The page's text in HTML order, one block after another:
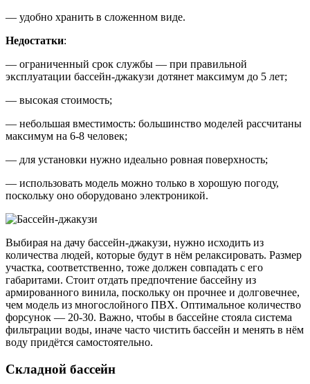
— удобно хранить в сложенном виде.
Недостатки:
— ограниченный срок службы — при правильной
эксплуатации бассейн-джакузи дотянет максимум до 5 лет;
— высокая стоимость;
— небольшая вместимость: большинство моделей рассчитаны
максимум на 6-8 человек;
— для установки нужно идеально ровная поверхность;
— использовать модель можно только в хорошую погоду,
поскольку оно оборудовано электроникой.
Выбирая на дачу бассейн-джакузи, нужно исходить из
количества людей, которые будут в нём релаксировать. Размер
участка, соответственно, тоже должен совпадать с его
габаритами. Стоит отдать предпочтение бассейну из
армированного винила, поскольку он прочнее и долговечнее,
чем модель из многослойного ПВХ. Оптимальное количество
форсунок — 20-30. Важно, чтобы в бассейне стояла система
фильтрации воды, иначе часто чистить бассейн и менять в нём
воду придётся самостоятельно.
Складной бассейн